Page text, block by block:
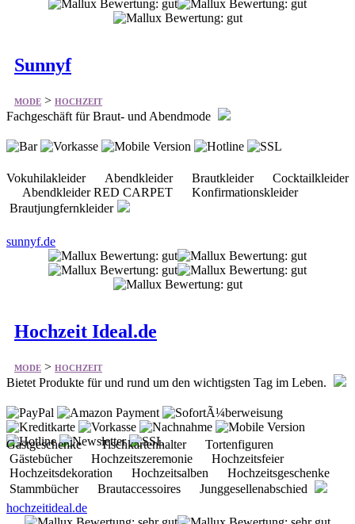
Sunnyf
MODE > HOCHZEIT
Fachgeschäft für Braut- und Abendmode
Vokuhilakleider Abendkleider Brautkleider Cocktailkleider
Abendkleider RED CARPET Konfirmationskleider
Brautjungfernkleider
sunnyf.de
Hochzeit Ideal.de
MODE > HOCHZEIT
Bietet Produkte für und rund um den wichtigsten Tag im Leben.
Gastgeschenke Tischkartenhalter Tortenfiguren
Gästebücher Hochzeitszeremonie Hochzeitsfeier
Hochzeitsdekoration Hochzeitsalben Hochzeitsgeschenke
Stammbücher Brautaccessoires Junggesellenabschied
hochzeitideal.de